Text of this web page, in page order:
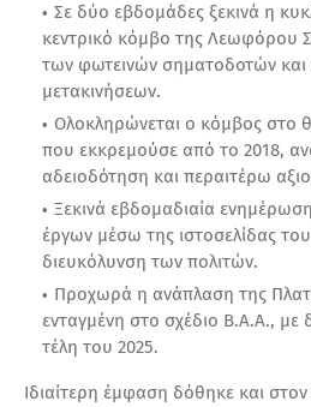
Σε δύο εβδομάδες ξεκινά η
κεντρικό κόμβο της Λεωφόρου
των φωτεινών σηματοδοτών και
μετακινήσεων.
Ολοκληρώνεται ο κόμβος στο
που εκκρεμούσε από το 2018,
αδειοδότηση και περαιτέρω
Ξεκινά εβδομαδιαία
έργων μέσω της ιστοσελίδας
διευκόλυνση των πολιτών.
Προχωρά η ανάπλαση της
ενταγμένη στο σχέδιο Β.Α.Α.,
τέλη του 2025.
Ιδιαίτερη έμφαση δόθηκε και